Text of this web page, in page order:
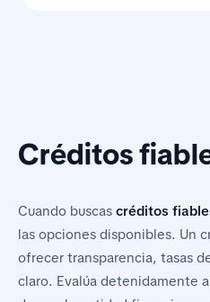
Créditos
Cuando buscas créditos
las opciones disponibles. Un
ofrecer transparencia, tasas
claro. Evalúa detenidamente